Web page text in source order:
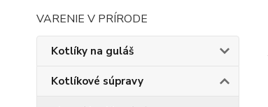
VARENIE V PRÍRODE
Kotlíky na guláš
Kotlíkové súpravy